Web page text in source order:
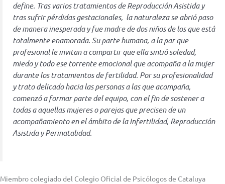
define. Tras varios tratamientos de Reproducción Asistida y
tras sufrir pérdidas gestacionales, la naturaleza se abrió paso
de manera inesperada y fue madre de dos niños de los que está
totalmente enamorada. Su parte humana, a la par que
profesional le invitan a compartir que ella sintió soledad,
miedo y todo ese torrente emocional que acompaña a la mujer
durante los tratamientos de fertilidad. Por su profesionalidad
y trato delicado hacia las personas a las que acompaña,
comenzó a formar parte del equipo, con el fin de sostener a
todas a aquellas mujeres o parejas que precisen de un
acompañamiento en el ámbito de la Infertilidad, Reproducción
Asistida y Perinatalidad.
Miembro colegiado del Colegio Oficial de Psicólogos de Cataluya